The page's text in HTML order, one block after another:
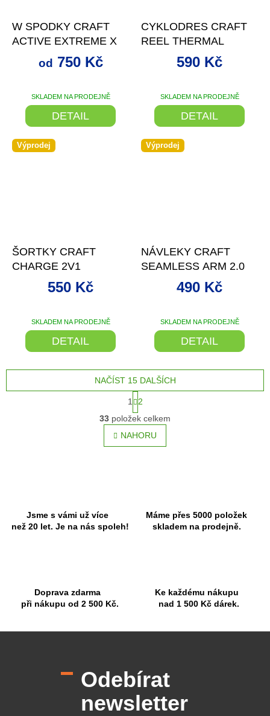
W SPODKY CRAFT
ACTIVE EXTREME X
SKLADEM NA PRODEJNĚ
od 750 Kč
DETAIL
CYKLODRES CRAFT
REEL THERMAL
SKLADEM NA PRODEJNĚ
590 Kč
DETAIL
Výprodej
ŠORTKY CRAFT
CHARGE 2V1
SKLADEM NA PRODEJNĚ
550 Kč
DETAIL
Výprodej
NÁVLEKY CRAFT
SEAMLESS ARM 2.0
SKLADEM NA PRODEJNĚ
490 Kč
DETAIL
O
v
l
á
NAČÍST 15 DALŠÍCH
t
r
á
n
k
1
2
33 položek celkem
NAHORU
Jsme s vámi už více
než 20 let. Je na nás spoleh!
Máme přes 5000 položek
skladem na prodejně.
Doprava zdarma
při nákupu od 2 500 Kč.
Ke každému nákupu
nad 1 500 Kč dárek.
Odebírat
newsletter